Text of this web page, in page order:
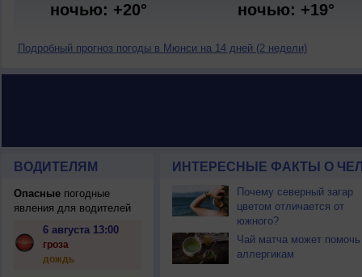
ночью: +20° ночью: +19°
Подробный прогноз погоды в Мюнси на 14 дней (2 недели)
ВОДИТЕЛЯМ
Опасныепогодные
явления для водителей
6 августа 13:00
гроза
дождь
ИНТЕРЕСНЫЕ ФАКТЫ О
Почему северный загар
цветом отличается от
южного?
Чай матча может помочь
аллергикам